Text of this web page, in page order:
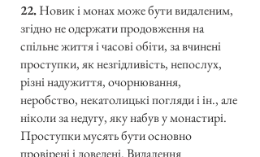
22.Новик і монах може бути видаленим,
згідно не одержати продовження на
спільне життя і часові обіти, за вчинені
проступки, як незгідливість, непослух,
різні надужиття, очорнювання,
неробство, некатолицькі погляди і ін., але
ніколи за недугу, яку набув у монастирі.
Проступки мусять бути основно
провірені і доведені. Видалення